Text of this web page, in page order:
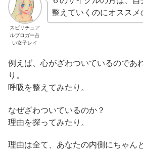
スピリチュア
ルブロガー占
い女子レイ
整えていくのにオススメ
例えば、心がざわついているのであ
り。
呼吸を整えてみたり。
なぜざわついているのか？
理由を探ってみたり。
理由は全て、あなたの内側にちゃん